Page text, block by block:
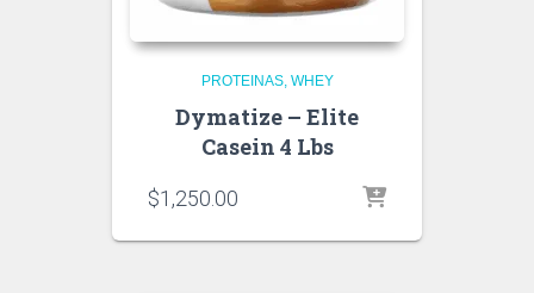
PROTEINAS WHEY
Dymatize – Elite
Casein 4 Lbs
$1,250.00